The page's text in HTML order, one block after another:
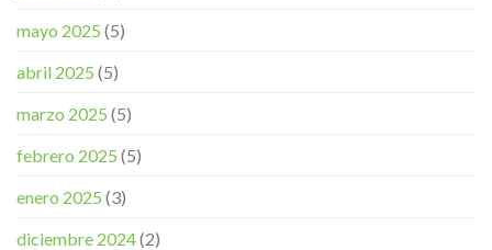
mayo 2025 (5)
abril 2025 (5)
marzo 2025 (5)
febrero 2025 (5)
enero 2025 (3)
diciembre 2024(2)